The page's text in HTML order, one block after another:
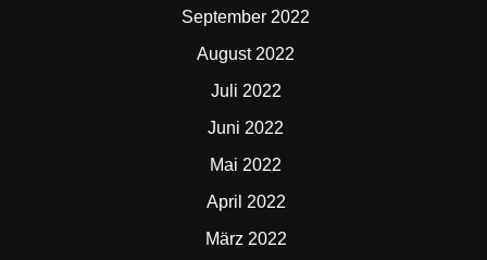
September 2022
August 2022
Juli 2022
Juni 2022
Mai 2022
April 2022
März 2022